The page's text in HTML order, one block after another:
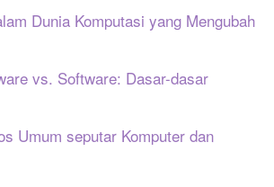
Dunia Komputasi yang Mengubah
vs. Software: Dasar-dasar
Umum seputar Komputer dan